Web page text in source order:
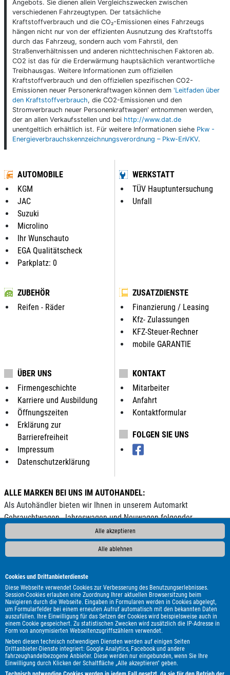
Alle akzeptieren
Alle ablehnen
Cookies und Drittanbieterdienste
Diese Webseite verwendet Cookies zur Verbesserung des Benutzungserlebnisses.
Session-Cookies erlauben eine Zuordnung Ihrer aktuellen Browsersitzung beim
Navigieren durch die Webseite. Eingaben in Formularen werden in Cookies abgelegt,
um Formularfelder bei einem erneuten Aufruf automatisch mit den bekannten Daten
auszufüllen. Ihre Einwilligung für das Setzen der Cookies wird beispielsweise auch in
einem Cookie gespeichert. Zu statistischen Zwecken wird zusätzlich die IP-Adresse in
Form von anonymisierten Webseitenzugriffszählern verwendet.
Neben diesen technisch notwendigen Diensten werden auf einigen Seiten
Drittanbieter-Dienste integriert: Google Analytics, Facebook und andere
fahrzeughandelbezogene Anbieter. Diese werden nur eingebunden, wenn Sie Ihre
Einwilligung durch Klicken der Schaltfläche „Alle akzeptieren" geben.
Angebots. Sie dienen allein Vergleichszwecken zwischen
verschiedenen Fahrzeugtypen. Der tatsächliche
Kraftstoffverbrauch und die CO₂-Emissionen eines Fahrzeugs
hängen nicht nur von der effizienten Ausnutzung des Kraftstoffs
durch das Fahrzeug, sondern auch vom Fahrstil, den
Straßenverhältnissen und anderen nichttechnischen Faktoren ab.
CO2 ist das für die Erderwärmung hauptsächlich verantwortliche
Treibhausgas. Weitere Informationen zum offiziellen
Kraftstoffverbrauch und den offiziellen spezifischen CO2-
Emissionen neuer Personenkraftwagen können dem 'Leitfaden über
den Kraftstoffverbrauch, die CO2-Emissionen und den
Stromverbrauch neuer Personenkraftwagen' entnommen werden,
der an allen Verkaufsstellen und bei http://www.dat.de
unentgeltlich erhältlich ist. Für weitere Informationen siehe Pkw -
Energieverbrauchskennzeichnungsverordnung – Pkw-EnVKV.
AUTOMOBILE
KGM
JAC
Suzuki
Microlino
Ihr Wunschauto
EGA Qualitätscheck
Parkplatz: 0
WERKSTATT
TÜV Hauptuntersuchung
Unfall
ZUBEHÖR
Reifen - Räder
ZUSATZDIENSTE
Finanzierung / Leasing
Kfz- Zulassungen
KFZ-Steuer-Rechner
mobile GARANTIE
ÜBER UNS
Firmengeschichte
Karriere und Ausbildung
Öffnungszeiten
Erklärung zur
Barrierefreiheit
Impressum
Datenschutzerklärung
KONTAKT
Mitarbeiter
Anfahrt
Kontaktformular
FOLGEN SIE UNS
ALLE MARKEN BEI UNS IM AUTOHANDEL:
Als Autohändler bieten wir Ihnen in unserem Automarkt
Gebrauchtwagen, Jahreswagen und Neuwagen folgender
Alfa Romeo
Chausson
Chevrolet
Automobiles
Dacia Dodge Etrusco Eura Mobil
Fiat
Ford
GWM Genesis HYMER / ERIBA / HYMERCAR
Harley-
Davidson
Hobby Honda Hyundai Infiniti Itineo
Iveco
JAC
Jaguar Jeep KGM Kia Knaus LMC
Lada
Land Rover
Leapmotor Lexus Ligier MAN MF
MINI
MV Agusta Malibu Maserati Maxus
Mazda
Mercedes-Benz
Mitsubishi Mooveo Nissan Opel
Ora